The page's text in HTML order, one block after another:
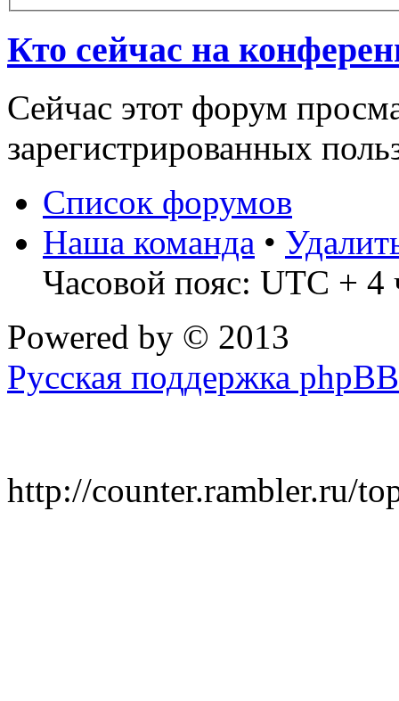
Кто сейчас на
Сейчас этот форум
зарегистрированных
Список форумов
Наша команда •
Часовой пояс: UTC + 4
Powered by © 2013
Русская поддержка phpBB
http://counter.rambler.ru/